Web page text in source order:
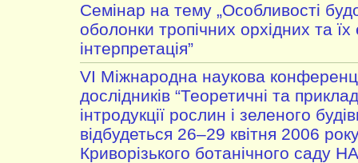
Cемінар на тему „Особливості
оболонки тропічних орхідних та їх
інтерпретація”
VІ Міжнародна наукова
дослідників “Теоретичні та
інтродукції рослин і зеленого
відбудеться 26–29 квітня 2006
Криворізького ботанічного саду